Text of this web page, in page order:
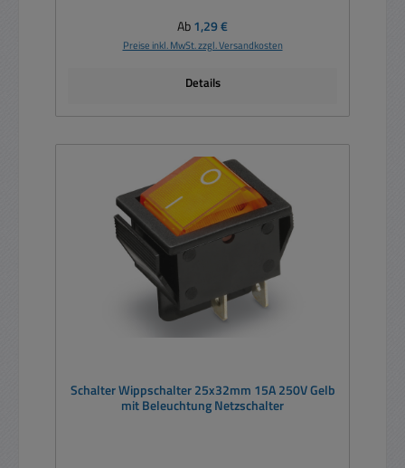
Regulärer Preis:
Ab1,29 €
Preise inkl. MwSt. zzgl. Versandkosten
Details
Schalter Wippschalter 25x32mm 15A 250V Gelb
mit Beleuchtung Netzschalter